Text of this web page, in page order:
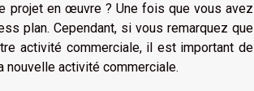
projet en œuvre ? Une fois que vous avez
plan. Cependant, si vous remarquez que
activité commerciale, il est important de
nouvelle activité commerciale.